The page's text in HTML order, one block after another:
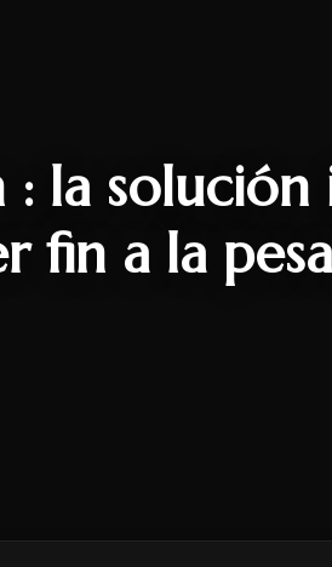
: la
fin a la